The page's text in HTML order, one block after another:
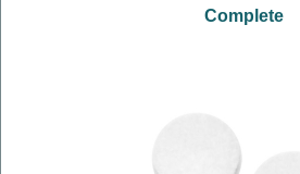
Complete